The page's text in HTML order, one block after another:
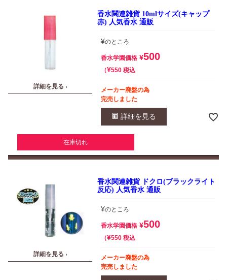
詳細を見る ›
香水関連雑貨 10mlサイズ(キャップ
赤) 人気香水 通販
¥のところ
香水学園価格 ¥500
¥550 税込
メーカー廃盤の為
完売しました
詳細を見る
在庫切れ
詳細を見る ›
香水関連雑貨 ドクロ(ブラックライト
反応) 人気香水 通販
¥のところ
香水学園価格 ¥500
¥550 税込
メーカー廃盤の為
完売しました